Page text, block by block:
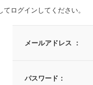
ログインしてください。
メールアドレス ：
パスワード：